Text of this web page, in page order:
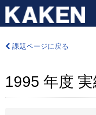
課題ページに戻る
1995 年度